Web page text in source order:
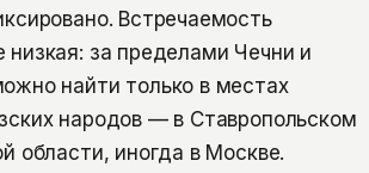
Встречаемость
низкая: за пределами Чечни и
найти только в местах
народов — в Ставропольском
области, иногда в Москве.